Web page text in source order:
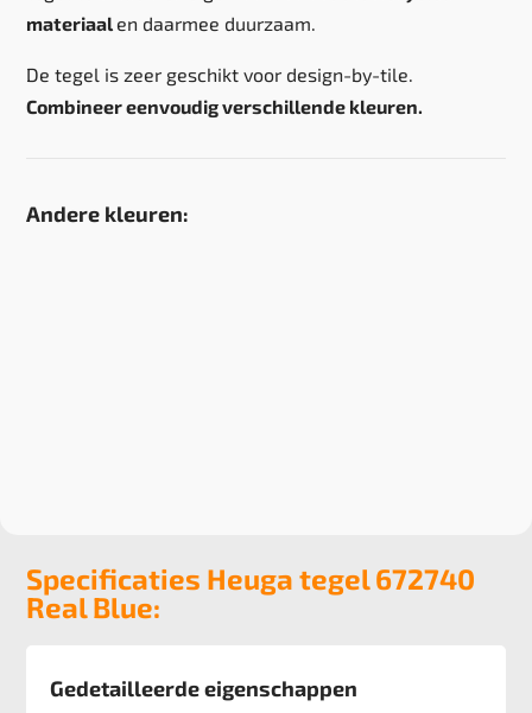
materiaalen daarmee duurzaam.
De tegel is zeer geschikt voor design-by-tile.
Combineer eenvoudig verschillende kleuren.
Andere kleuren:
Specificaties Heuga tegel 672740
Real Blue:
Gedetailleerde eigenschappen